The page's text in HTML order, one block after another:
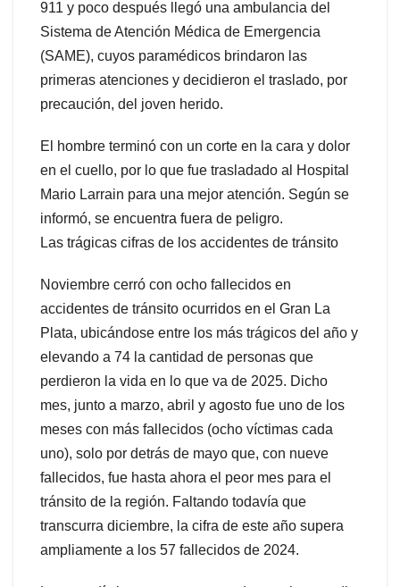
911 y poco después llegó una ambulancia del
Sistema de Atención Médica de Emergencia
(SAME), cuyos paramédicos brindaron las
primeras atenciones y decidieron el traslado, por
precaución, del joven herido.
El hombre terminó con un corte en la cara y dolor
en el cuello, por lo que fue trasladado al Hospital
Mario Larrain para una mejor atención. Según se
informó, se encuentra fuera de peligro.
Las trágicas cifras de los accidentes de tránsito
Noviembre cerró con ocho fallecidos en
accidentes de tránsito ocurridos en el Gran La
Plata, ubicándose entre los más trágicos del año y
elevando a 74 la cantidad de personas que
perdieron la vida en lo que va de 2025. Dicho
mes, junto a marzo, abril y agosto fue uno de los
meses con más fallecidos (ocho víctimas cada
uno), solo por detrás de mayo que, con nueve
fallecidos, fue hasta ahora el peor mes para el
tránsito de la región. Faltando todavía que
transcurra diciembre, la cifra de este año supera
ampliamente a los 57 fallecidos de 2024.